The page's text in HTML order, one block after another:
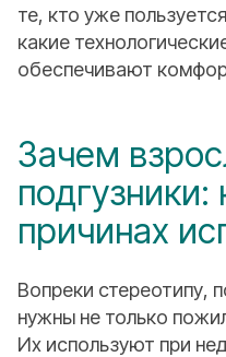
те, кто уже
какие
обеспечивают
Зачем
подгузники:
причинах
Вопреки стереотипу,
нужны не только
Их используют при